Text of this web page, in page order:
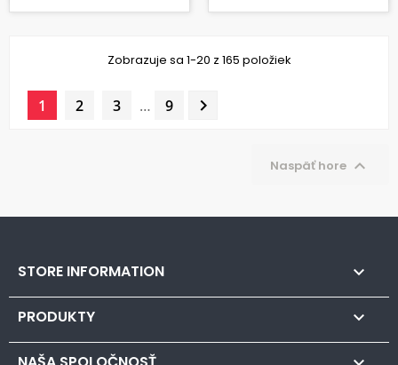
Zobrazuje sa 1-20 z 165 položiek
1 2 3 … 9 
Naspäť hore 
STORE INFORMATION 
PRODUKTY 